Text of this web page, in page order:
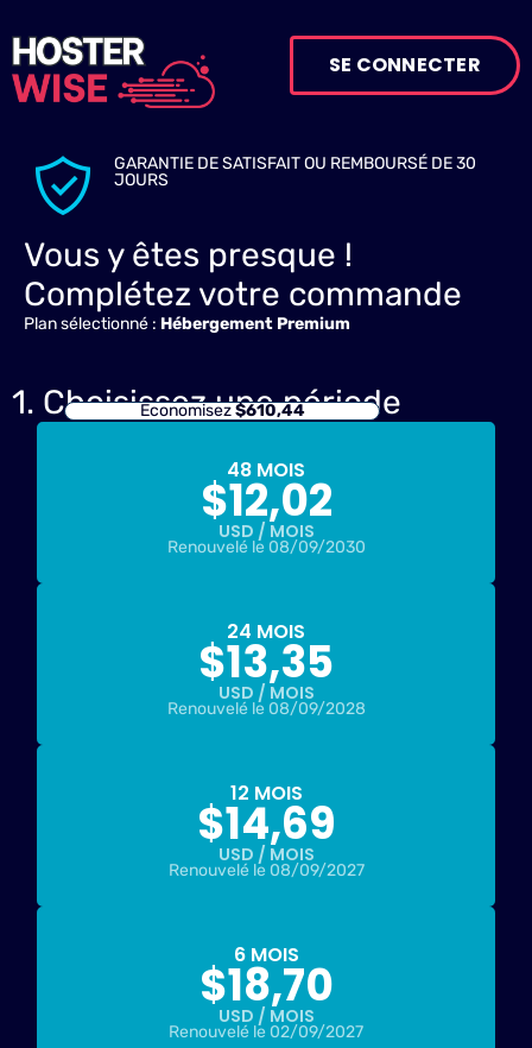
SE CONNECTER
Vous y êtes presque !
Complétez votre commande
Plan sélectionné : Hébergement Premium
GARANTIE DE SATISFAIT OU REMBOURSÉ DE 30
JOURS
1. Choisissez une période
6 MOIS
$18,70
USD / MOIS
Renouvelé le 02/09/2027
12 MOIS
$14,69
USD / MOIS
Renouvelé le 08/09/2027
24 MOIS
$13,35
USD / MOIS
Renouvelé le 08/09/2028
48 MOIS
$12,02
USD / MOIS
Renouvelé le 08/09/2030
Economisez$610,44